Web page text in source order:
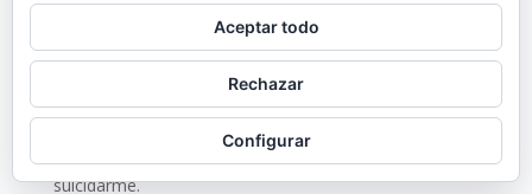
Caigo constantemente en depresión. Tengo mujer y 2
hijas. Estoy arruinando mi vida y la de ellas. Tengo
muchas ganas de morir pero no tengo el valor de
suicidarme.
Aceptar todo
Rechazar
Configurar